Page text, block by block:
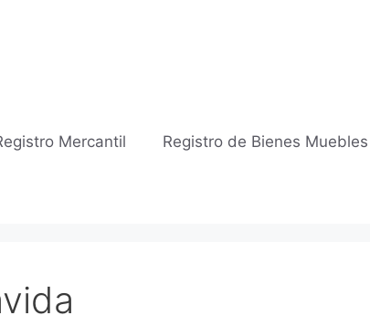
Mercantil Registro de Bienes Muebles